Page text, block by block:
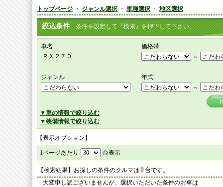
トップページ ・ ジャンル選択 ・ 車種選択 ・ 地区選択
絞込条件 条件を設定して『検索』を押下して下さい。
車名
価格帯
ＲＸ２７０
～
ジャンル
年式
～
▼車の情報で絞り込む
▼装備情報で絞り込む
【表示オプション】
1ページあたり 台表示
【検索結果】お探しの条件のクルマは 0 台です。
大変申し訳ございませんが、選択いただいた条件のお車は